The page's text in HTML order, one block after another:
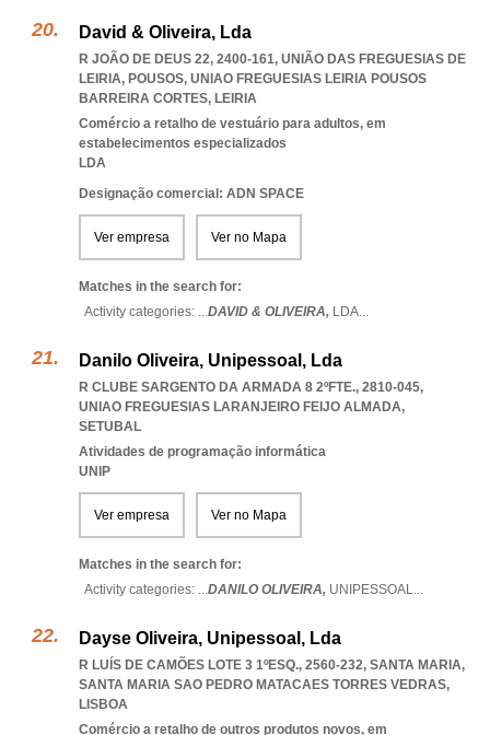
David & Oliveira, Lda
R JOÃO DE DEUS 22, 2400-161, UNIÃO DAS FREGUESIAS DE
LEIRIA, POUSOS, UNIAO FREGUESIAS LEIRIA POUSOS
BARREIRA CORTES, LEIRIA
Comércio a retalho de vestuário para adultos, em
estabelecimentos especializados
LDA
Designação comercial: ADN SPACE
Ver empresa Ver no Mapa
Matches in the search for:
Activity categories: ...DAVID & OLIVEIRA, LDA...
Danilo Oliveira, Unipessoal, Lda
R CLUBE SARGENTO DA ARMADA 8 2ºFTE., 2810-045,
UNIAO FREGUESIAS LARANJEIRO FEIJO ALMADA,
SETUBAL
Atividades de programação informática
UNIP
Ver empresa Ver no Mapa
Matches in the search for:
Activity categories: ...DANILO OLIVEIRA, UNIPESSOAL...
Dayse Oliveira, Unipessoal, Lda
R LUÍS DE CAMÕES LOTE 3 1ºESQ., 2560-232, SANTA MARIA,
SANTA MARIA SAO PEDRO MATACAES TORRES VEDRAS,
LISBOA
Comércio a retalho de outros produtos novos, em